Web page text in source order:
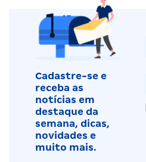
Cadastre-se e
receba as
notícias em
destaque da
semana, dicas,
novidades e
muito mais.